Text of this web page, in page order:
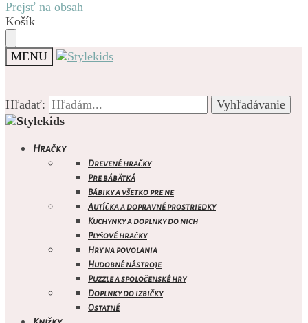
Prejsť na obsah
Košík
MENU
Hľadať: Vyhľadávanie
0.00
Hľadať: Vyhľadávanie
Hračky
Drevené hračky
Pre bábätká
Bábiky a všetko pre ne
Autíčka a dopravné prostriedky
Kuchynky a doplnky do nich
Plyšové hračky
Hry na povolania
Hudobné nástroje
Puzzle a spoločenské hry
Doplnky do izbičky
Ostatné